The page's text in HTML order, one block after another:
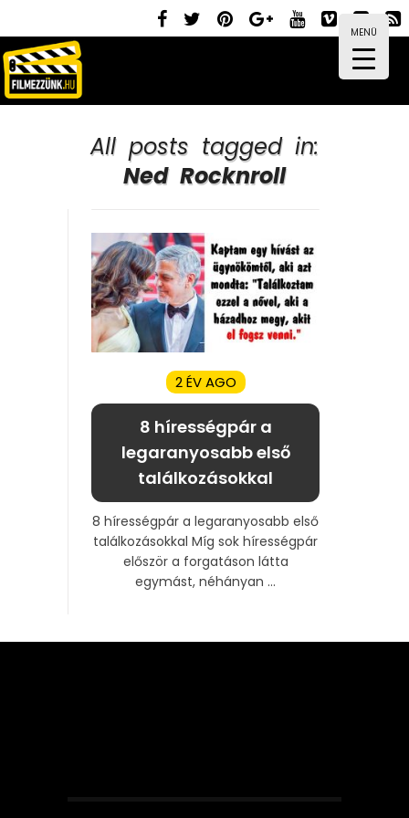
MENÜ
All posts tagged in:
Ned Rocknroll
2 ÉV AGO
8 hírességpár a
legaranyosabb első
találkozásokkal
8 hírességpár a legaranyosabb első
találkozásokkal Míg sok hírességpár
először a forgatáson látta
egymást, néhányan ...